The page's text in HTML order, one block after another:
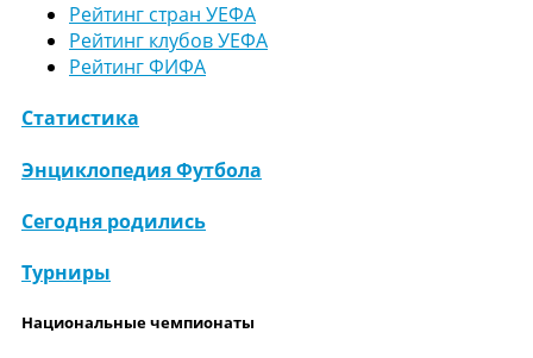
Рейтинг стран УЕФА
Рейтинг клубов УЕФА
Рейтинг ФИФА
Статистика
Энциклопедия Футбола
Сегодня родились
Турниры
Национальные чемпионаты